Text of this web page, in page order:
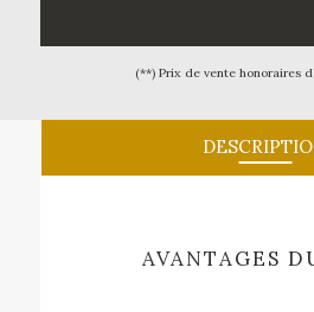
(**) Prix de vente honoraires
AVANTAGES